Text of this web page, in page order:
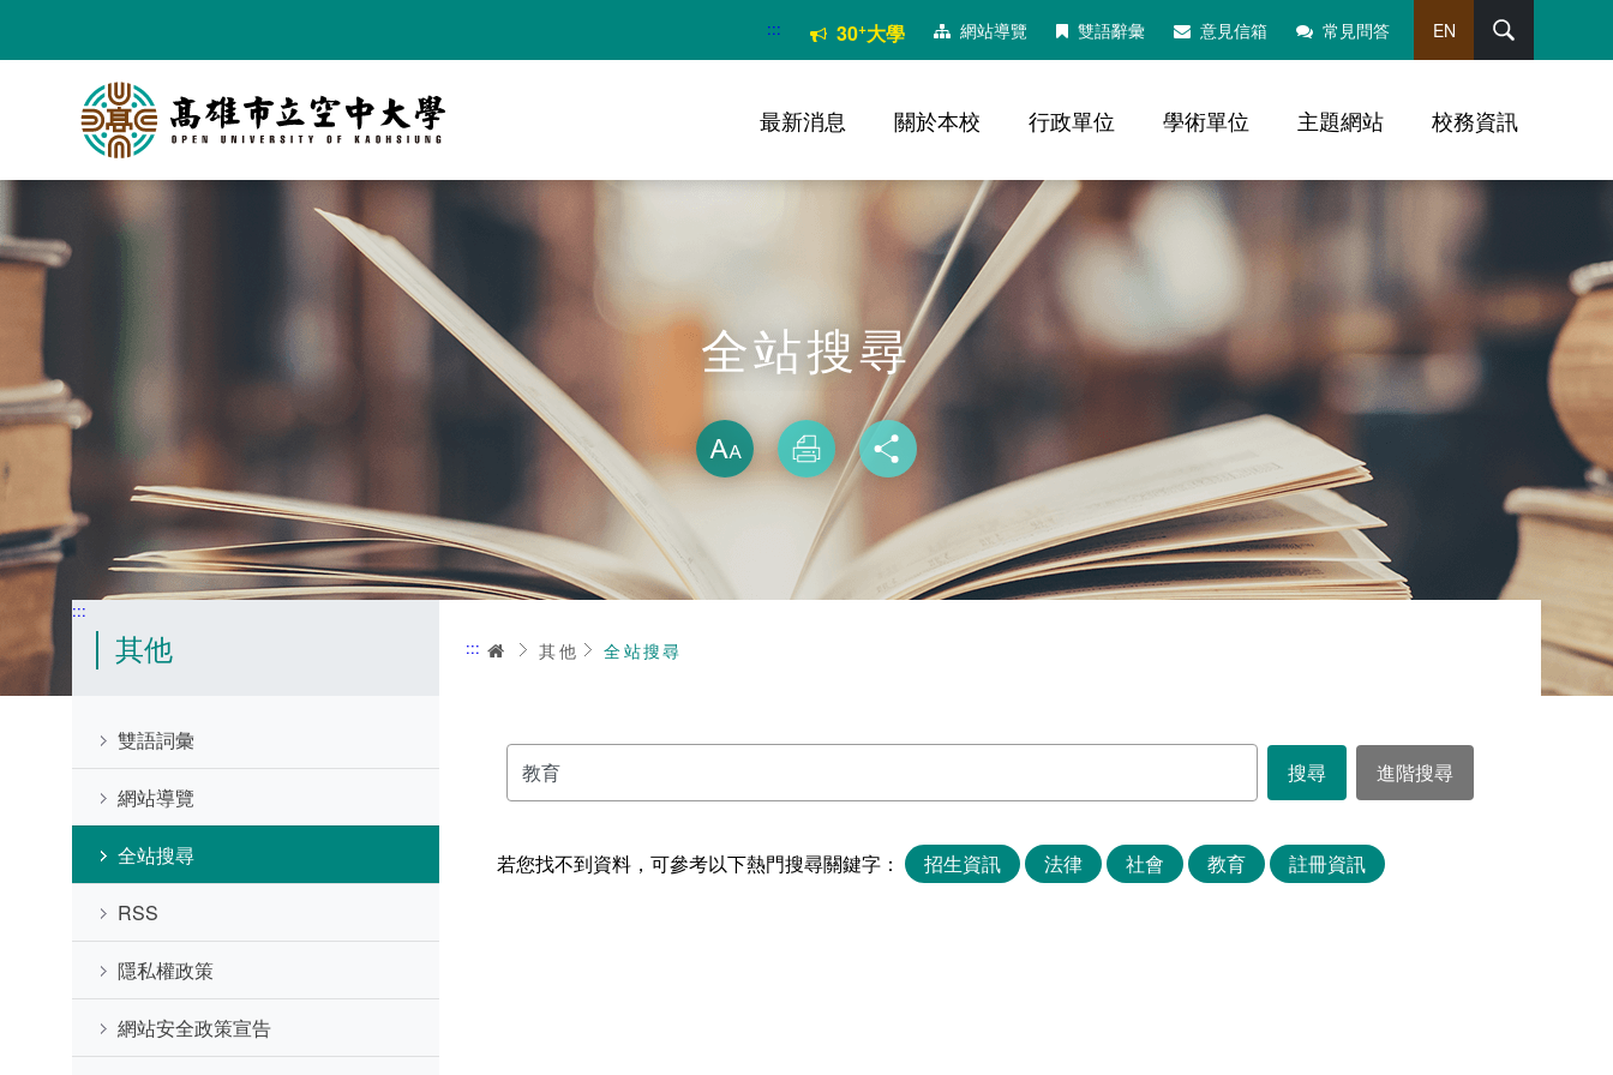
要
::: 30+大學 網站導覽 雙語辭彙 意見信箱 常見問答 EN
最新消息 關於本校 行政單位 學術單位 主題網站 校務資訊
全站搜尋
放大
列印
:::
其他
雙語詞彙
網站導覽
全站搜尋
RSS
隱私權政策
網站安全政策宣告
::: 首頁其他 全站搜尋
請
輸
鍵
字
若您找不到資料，可參考以下熱門搜尋關鍵字： 招生資訊 法律 社會 教育 註冊資訊